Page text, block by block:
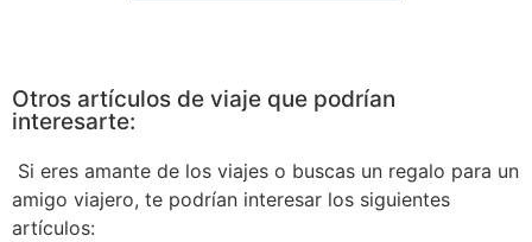
Otros artículos de viaje que podrían
interesarte:
Si eres amante de los viajes o buscas un regalo para un
amigo viajero, te podrían interesar los siguientes
artículos: